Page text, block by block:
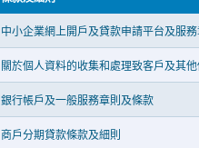
中小企業網上開戶及貸款申請平台及服
關於個人資料的收集和處理致客戶及其他
銀行帳戶及一般服務章則及條款
商戶分期貸款條款及細則